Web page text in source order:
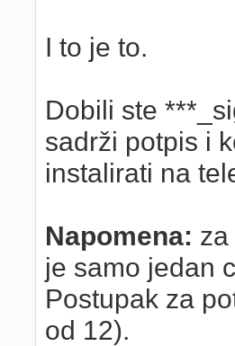
I to je to.
Dobili ste
sadrži potpis i
instalirati na
Napomena:
je samo jedan
Postupak za
od 12).